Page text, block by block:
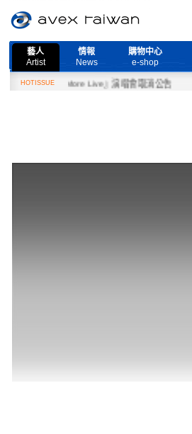
藝人
Artist
情報
News
購物中心
e-shop
HOTISSUE
More Live』演唱會取消公告